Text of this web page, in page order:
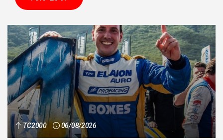
TC2000 06/08/2026